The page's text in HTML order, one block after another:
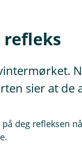
sier at de
deg refleksen